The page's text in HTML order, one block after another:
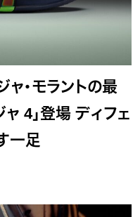
ャ・モラントの最
4」登場 ディフェ
一足